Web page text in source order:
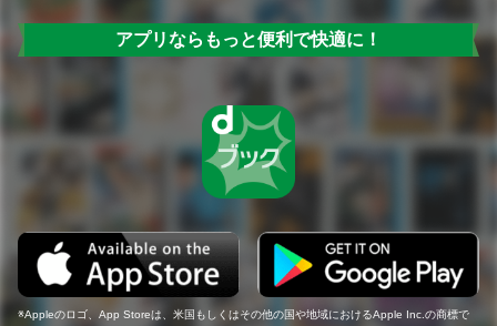
アプリならもっと便利で快適に！
Appleのロゴ、App Storeは、米国もしくはその他の国や地域におけるApple Inc.の商標で